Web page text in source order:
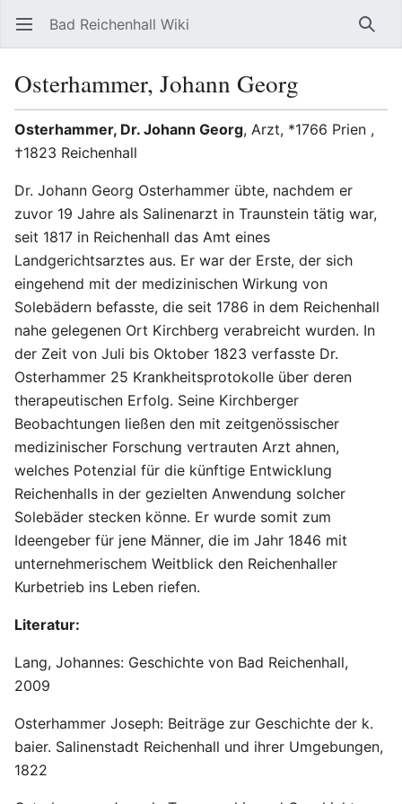
Hauptmenü öffnen Bad Reichenhall Wiki
Osterhammer, Johann Georg
Osterhammer, Dr. Johann Georg, Arzt, *1766 Prien ,
†1823 Reichenhall
Dr. Johann Georg Osterhammer übte, nachdem er
zuvor 19 Jahre als Salinenarzt in Traunstein tätig war,
seit 1817 in Reichenhall das Amt eines
Landgerichtsarztes aus. Er war der Erste, der sich
eingehend mit der medizinischen Wirkung von
Solebädern befasste, die seit 1786 in dem Reichenhall
nahe gelegenen Ort Kirchberg verabreicht wurden. In
der Zeit von Juli bis Oktober 1823 verfasste Dr.
Osterhammer 25 Krankheitsprotokolle über deren
therapeutischen Erfolg. Seine Kirchberger
Beobachtungen ließen den mit zeitgenössischer
medizinischer Forschung vertrauten Arzt ahnen,
welches Potenzial für die künftige Entwicklung
Reichenhalls in der gezielten Anwendung solcher
Solebäder stecken könne. Er wurde somit zum
Ideengeber für jene Männer, die im Jahr 1846 mit
unternehmerischem Weitblick den Reichenhaller
Kurbetrieb ins Leben riefen.
Literatur:
Lang, Johannes: Geschichte von Bad Reichenhall,
2009
Osterhammer Joseph: Beiträge zur Geschichte der k.
baier. Salinenstadt Reichenhall und ihrer Umgebungen,
1822